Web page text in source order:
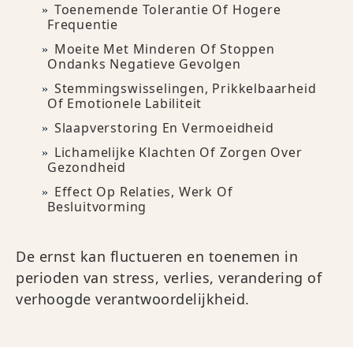
Toenemende Tolerantie Of Hogere
Frequentie
Moeite Met Minderen Of Stoppen
Ondanks Negatieve Gevolgen
Stemmingswisselingen, Prikkelbaarheid
Of Emotionele Labiliteit
Slaapverstoring En Vermoeidheid
Lichamelijke Klachten Of Zorgen Over
Gezondheid
Effect Op Relaties, Werk Of
Besluitvorming
De ernst kan fluctueren en toenemen in
perioden van stress, verlies, verandering of
verhoogde verantwoordelijkheid.